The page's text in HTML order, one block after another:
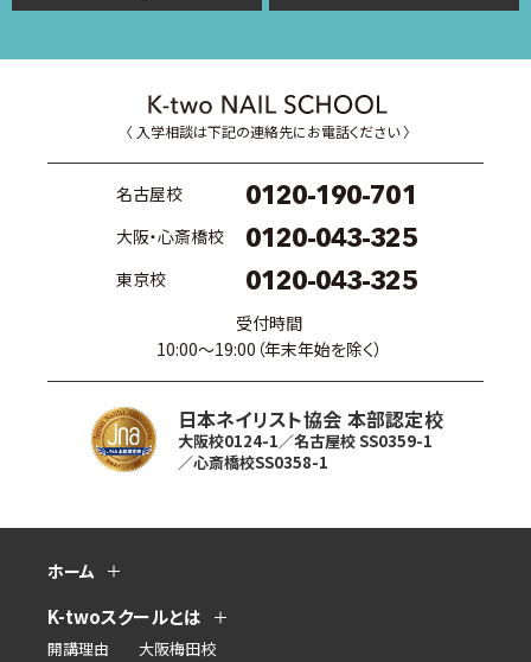
〈 入学相談は下記の連絡先にお電話ください 〉
名古屋校 0120-190-701
大阪・心斎橋校 0120-043-325
東京校 0120-043-325
受付時間
10:00〜19:00（年末年始を除く）
日本ネイリスト協会 本部認定校
大阪校0124-1／名古屋校 SS0359-1
／心斎橋校SS0358-1
ホーム
K-twoスクールとは
開講理由
大阪梅田校